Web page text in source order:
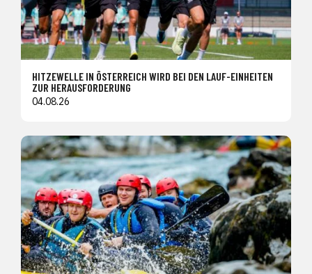
HITZEWELLE IN ÖSTERREICH WIRD BEI DEN LAUF-EINHEITEN
ZUR HERAUSFORDERUNG
04.08.26